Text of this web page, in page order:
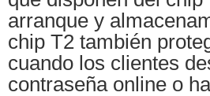
arranque y
chip T2 también
cuando los clientes
contraseña online o